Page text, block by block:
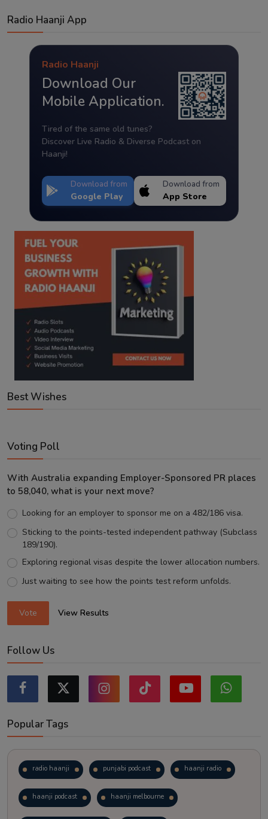
Radio Haanji App
Radio Haanji
Download Our
Mobile Application.
Tired of the same old tunes?
Discover Live Radio & Diverse Podcast on
Haanji!
Download from
Google Play
Download from
App Store
Best Wishes
Voting Poll
With Australia expanding Employer-Sponsored PR places
to 58,040, what is your next move?
Looking for an employer to sponsor me on a 482/186 visa.
Sticking to the points-tested independent pathway (Subclass
189/190).
Exploring regional visas despite the lower allocation numbers.
Just waiting to see how the points test reform unfolds.
Vote View Results
Follow Us
Popular Tags
radio haanji punjabi podcast haanji radio
haanji podcast haanji melbourne